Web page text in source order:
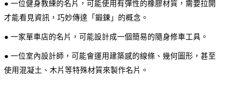
● 一位健身教練的名片，可能使用有彈性的橡膠材質，需要拉開
才能看見資訊，巧妙傳達「鍛鍊」的概念。
● 一家單車店的名片，可能設計成一個簡易的隨身修車工具。
● 一位室內設計師，可能會運用建築感的線條、幾何圖形，甚至
使用混凝土、木片等特殊材質來製作名片。